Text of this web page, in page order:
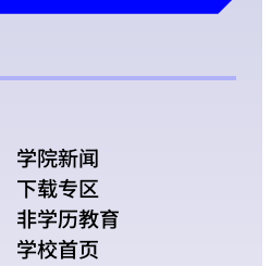
学院新闻
下载专区
非学历教育
学校首页